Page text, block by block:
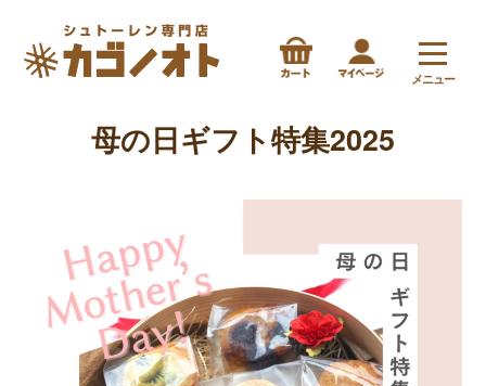
メニュー
母の日ギフト特集2025